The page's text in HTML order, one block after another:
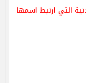
التي ارتبط اسمها